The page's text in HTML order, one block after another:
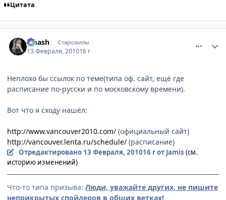
Цитата
smash Старожилы
13 Февраля, 201016 г
Неплохо бы ссылок по теме(типа оф. сайт, ещё где
расписание по-русски и по московскому времени).
Вот что я сходу нашёл:
http://www.vancouver2010.com/ (официальный сайт)
http://vancouver.lenta.ru/schedule/ (расписание)
Отредактировано 13 Февраля, 201016 гот Jamis (см.
историю изменений)
Что-то типа призыва: Люди, уважайте других, не пишите
неприкрытых спойлеров в общих ветках!